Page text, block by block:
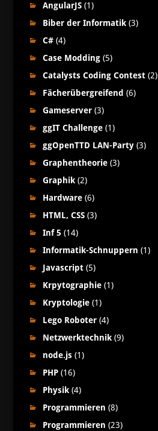
AngularJS(1)
Biber der Informatik(3)
C#(4)
Case Modding(5)
Catalysts Coding Contest(2)
Fächerübergreifend (6)
Gameserver(3)
ggIT Challenge(1)
ggOpenTTD LAN-Party(3)
Graphentheorie(3)
Graphik(2)
Hardware(6)
HTML, CSS(3)
Inf 5 (14)
Informatik-Schnuppern (1)
Javascript(5)
Krpytographie(1)
Kryptologie(1)
Lego Roboter(4)
Netzwerktechnik(9)
node.js(1)
PHP(16)
Physik(4)
Programmieren (8)
Programmieren (23)